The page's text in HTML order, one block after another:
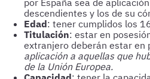
por España sea de
descendientes y los de su
Edad: tener cumplidos los
Titulación: estar en
extranjero deberán estar en
aplicación a aquellas que
de la Unión Europea.